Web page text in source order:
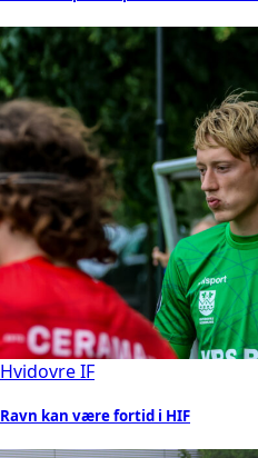
Hvidovre IF
Ravn kan være fortid i HIF